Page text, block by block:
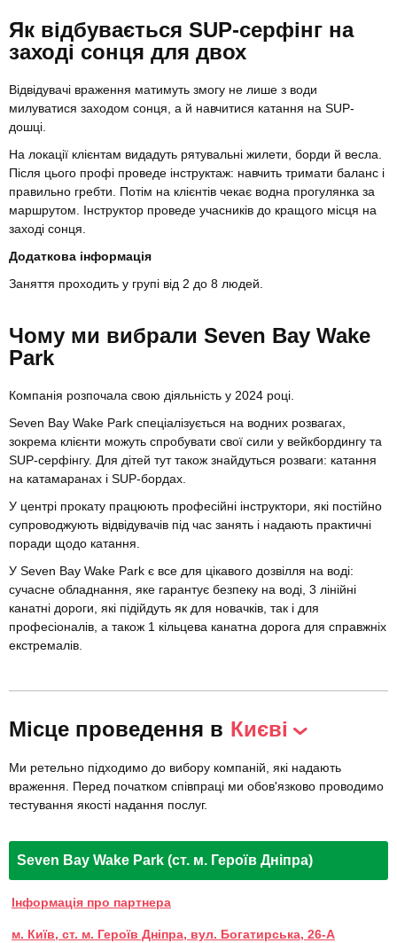
Як відбувається SUP-серфінг на
заході сонця для двох
Відвідувачі враження матимуть змогу не лише з води
милуватися заходом сонця, а й навчитися катання на SUP-
дошці.
На локації клієнтам видадуть рятувальні жилети, борди й весла.
Після цього профі проведе інструктаж: навчить тримати баланс і
правильно гребти. Потім на клієнтів чекає водна прогулянка за
маршрутом. Інструктор проведе учасників до кращого місця на
заході сонця.
Додаткова інформація
Заняття проходить у групі від 2 до 8 людей.
Чому ми вибрали Seven Bay Wake
Park
Компанія розпочала свою діяльність у 2024 році.
Seven Bay Wake Park спеціалізується на водних розвагах,
зокрема клієнти можуть спробувати свої сили у вейкбордингу та
SUP-серфінгу. Для дітей тут також знайдуться розваги: катання
на катамаранах і SUP-бордах.
У центрі прокату працюють професійні інструктори, які постійно
супроводжують відвідувачів під час занять і надають практичні
поради щодо катання.
У Seven Bay Wake Park є все для цікавого дозвілля на воді:
сучасне обладнання, яке гарантує безпеку на воді, 3 лінійні
канатні дороги, які підійдуть як для новачків, так і для
професіоналів, а також 1 кільцева канатна дорога для справжніх
екстремалів.
Місце проведення в Києві
Ми ретельно підходимо до вибору компаній, які надають
враження. Перед початком співпраці ми обов'язково проводимо
тестування якості надання послуг.
Seven Bay Wake Park (ст. м. Героїв Дніпра)
Інформація про партнера
м. Київ, ст. м. Героїв Дніпра, вул. Богатирська, 26-А